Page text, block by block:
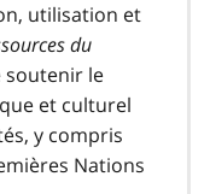
utilisation et
du
soutenir le
et culturel
y compris
Nations